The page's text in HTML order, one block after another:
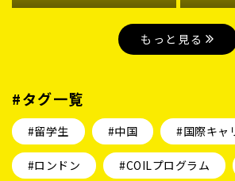
もっと見る
#タグ一覧
#留学生 #中国 #国際キャ
#ロンドン #COILプログラム